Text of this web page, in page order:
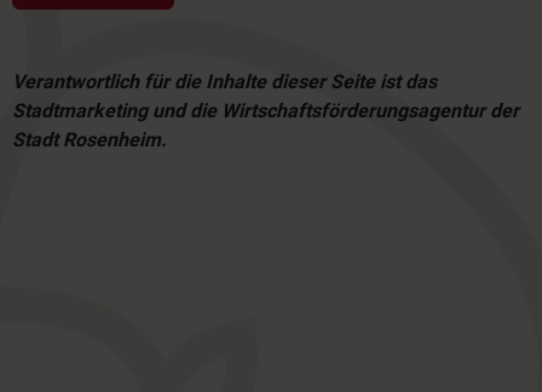
Verantwortlich für die Inhalte dieser Seite ist das
Stadtmarketing und die Wirtschaftsförderungsagentur der
Stadt Rosenheim.